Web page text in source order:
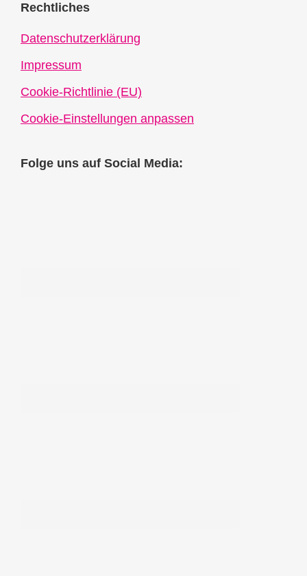
Rechtliches
Datenschutzerklärung
Impressum
Cookie-Richtlinie (EU)
Cookie-Einstellungen anpassen
Folge uns auf Social Media: